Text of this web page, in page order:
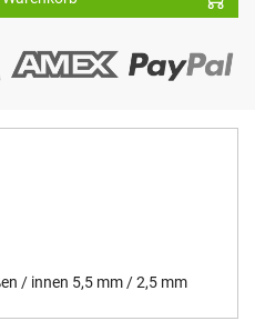
/ innen 5,5 mm / 2,5 mm